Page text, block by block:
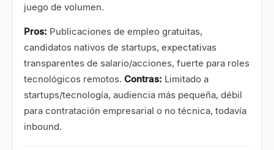
juego de volumen.
Pros: Publicaciones de empleo gratuitas,
candidatos nativos de startups, expectativas
transparentes de salario/acciones, fuerte para roles
tecnológicos remotos. Contras: Limitado a
startups/tecnología, audiencia más pequeña, débil
para contratación empresarial o no técnica, todavía
inbound.